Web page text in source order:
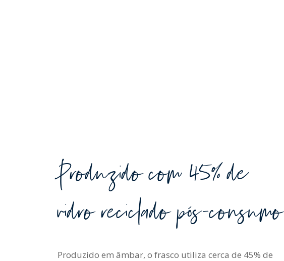
Produzido com 45% de
vidro reciclado pós-consumo
Produzido em âmbar, o frasco utiliza cerca de 45% de